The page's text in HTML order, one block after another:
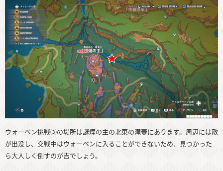
ウォーベン挑戦③の場所は謎煙の主の北東の滝壺にあります。周辺には敵
が出没し、交戦中はウォーベンに入ることができないため、見つかった
ら大人しく倒すのが吉でしょう。